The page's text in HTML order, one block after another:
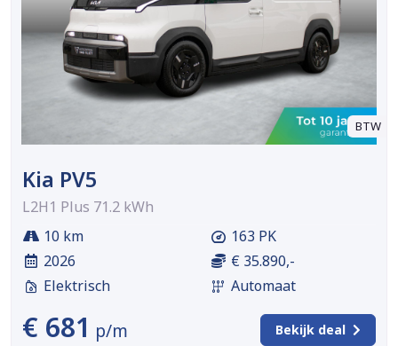
BTW
Kia PV5
L2H1 Plus 71.2 kWh
10 km
2026
Elektrisch
163 PK
€ 35.890,-
Automaat
€ 681 p/m Bekijk deal